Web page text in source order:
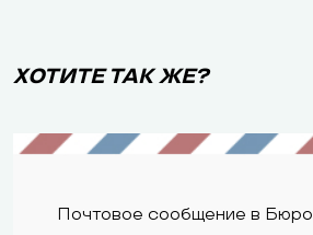
ХОТИТЕ ТАК ЖЕ?
Почтовое сообщение в Бюро